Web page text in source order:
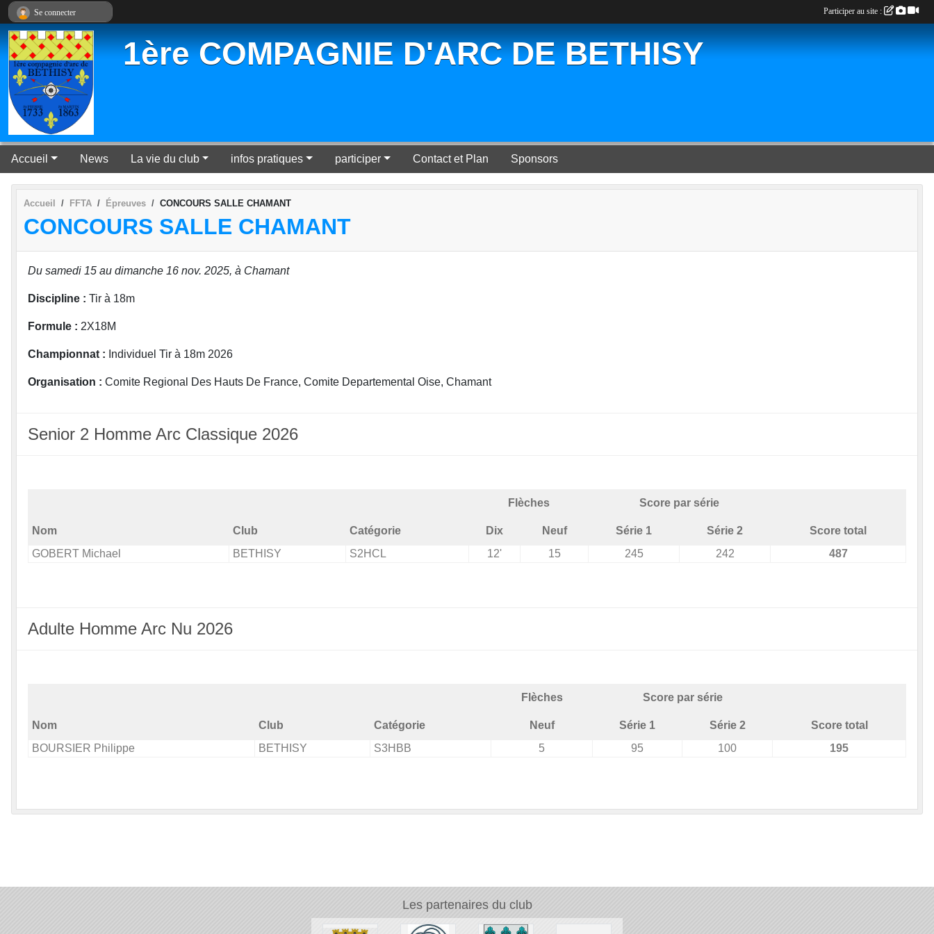
1ère COMPAGNIE D'ARC DE BETHISY
Accueil News La vie du club infos pratiques participer Contact et Plan Sponsors
Accueil FFTA Épreuves CONCOURS SALLE CHAMANT
CONCOURS SALLE CHAMANT
Du samedi 15 au dimanche 16 nov. 2025, à Chamant
Discipline : Tir à 18m
Formule : 2X18M
Championnat : Individuel Tir à 18m 2026
Organisation : Comite Regional Des Hauts De France, Comite Departemental Oise, Chamant
Senior 2 Homme Arc Classique 2026
Flèches Score par série
Nom Club Catégorie Dix Neuf Série 1 Série 2
Score total
GOBERT Michael
BETHISY S2HCL 12' 15 245 242 487
Adulte Homme Arc Nu 2026
Flèches Score par série
Nom Club Catégorie Neuf Série 1 Série 2
Score total
BOURSIER Philippe
BETHISY S3HBB 5 95 100 195
Les partenaires du club
Se connecter Participer au site :
Panneau de gestion des cookies